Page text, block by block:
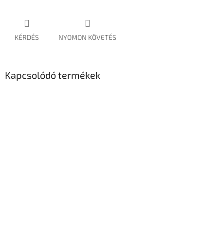
KÉRDÉS NYOMON KÖVETÉS
Kapcsolódó termékek